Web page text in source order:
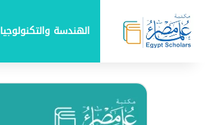
الهندسة والتكنولوجيا